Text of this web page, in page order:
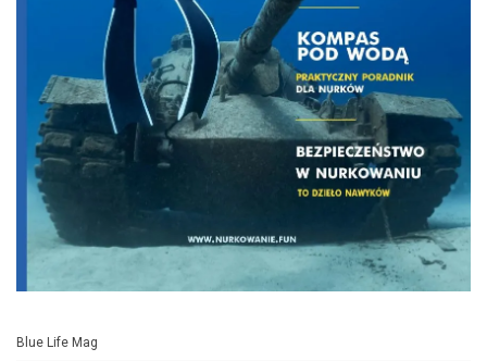
Blue Life Mag